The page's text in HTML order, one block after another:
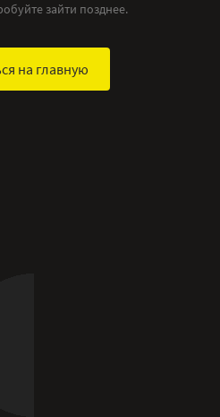
зайти позднее.
на главную